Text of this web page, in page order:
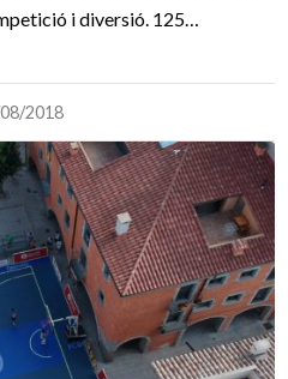
i diversió. 125…
2018